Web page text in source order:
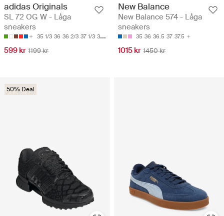
adidas Originals
SL 72 OG W - Låga
sneakers
35 1/3 36 36 2/3 37 1/3 38 2/3
599 kr 1199 kr
New Balance
New Balance 574 - Låga
sneakers
35 36 36.5 37 37.5
1015 kr 1450 kr
50% Deal